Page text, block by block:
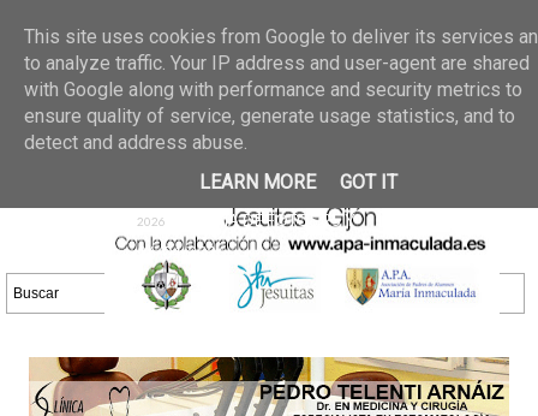
02 jun 2026
GALERIA DE FOTOS
30/05/2026
25 may 2026
GALERIA
DE FOTOS 23/05/2026
20 may
2026
GALERIA DE FOTOS
16/05/2026
DE FOTOS 09/05/2026
28 abr
2026
GALERIA DE FOTOS 25 Y
26/04/2026
This site uses cookies from Google to deliver its services
to analyze traffic. Your IP address and user-agent are shared
with Google along with performance and security metrics to
ensure quality of service, generate usage statistics, and to
detect and address abuse.
LEARN MORE
GOT IT